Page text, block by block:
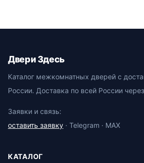
Двери Здесь
Каталог межкомнатных дверей с
России. Доставка по всей России
Заявки и связь:
оставить заявку · Telegram · MAX
КАТАЛОГ